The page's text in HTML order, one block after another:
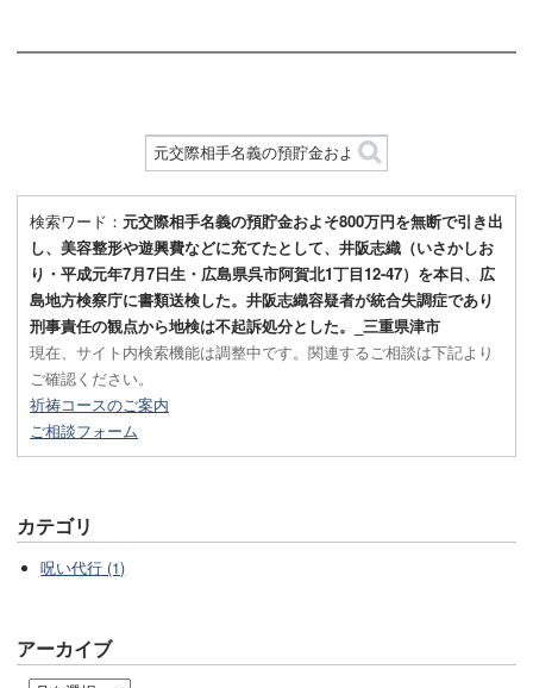
検索ワード： 元交際相手名義の預貯金およそ800万円を無断で引き出
し、美容整形や遊興費などに充てたとして、井阪志織（いさかしお
り・平成元年7月7日生・広島県呉市阿賀北1丁目12-47）を本日、広
島地方検察庁に書類送検した。井阪志織容疑者が統合失調症であり
刑事責任の観点から地検は不起訴処分とした。_三重県津市
現在、サイト内検索機能は調整中です。関連するご相談は下記より
ご確認ください。
祈祷コースのご案内
ご相談フォーム
カテゴリ
呪い代行 (1)
アーカイブ